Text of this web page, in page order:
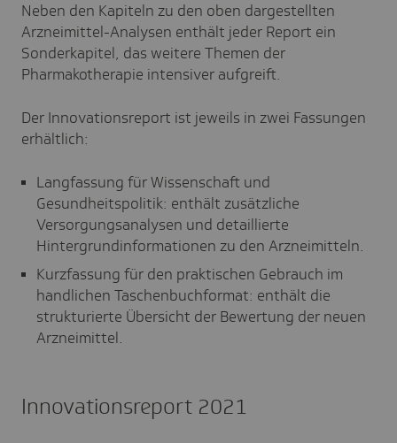
Neben den Kapiteln zu den oben dargestellten
Arzneimittel-Analysen enthält jeder Report ein
Sonderkapitel, das weitere Themen der
Pharmakotherapie intensiver aufgreift.
Der Innovationsreport ist jeweils in zwei Fassungen
erhältlich:
Langfassung für Wissenschaft und
Gesundheitspolitik: enthält zusätzliche
Versorgungsanalysen und detaillierte
Hintergrundinformationen zu den Arzneimitteln.
Kurzfassung für den praktischen Gebrauch im
handlichen Taschenbuchformat: enthält die
strukturierte Übersicht der Bewertung der neuen
Arzneimittel.
Innovationsreport 2021